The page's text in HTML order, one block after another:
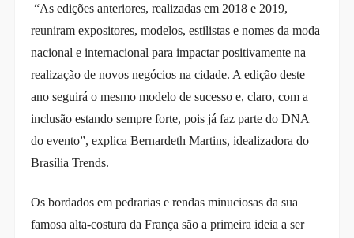
“As edições anteriores, realizadas em 2018 e 2019,
reuniram expositores, modelos, estilistas e nomes da moda
nacional e internacional para impactar positivamente na
realização de novos negócios na cidade. A edição deste
ano seguirá o mesmo modelo de sucesso e, claro, com a
inclusão estando sempre forte, pois já faz parte do DNA
do evento”, explica Bernardeth Martins, idealizadora do
Brasília Trends.
Os bordados em pedrarias e rendas minuciosas da sua
famosa alta-costura da França são a primeira ideia a ser